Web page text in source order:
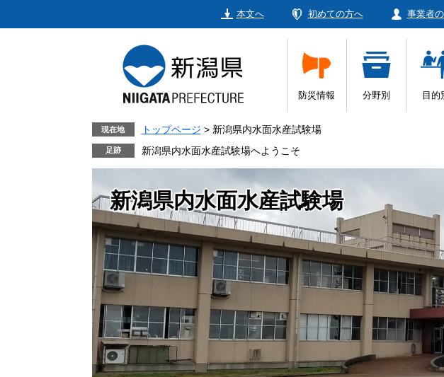
本文へ 初めての方へ 事業者
防災情報 分野別 目的
現在地 トップページ > 新潟県内水面水産試験場
新潟県内水面水産試験場へようこそ
新潟県内水面水産試験場